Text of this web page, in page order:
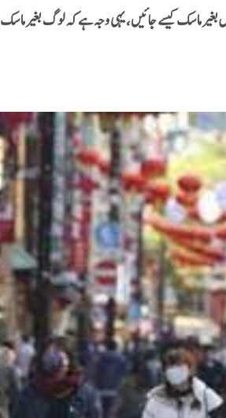
بغیر ماسک کیسے جائیں، یہی وجہ ہے کہ لوگ بغیر ماسک